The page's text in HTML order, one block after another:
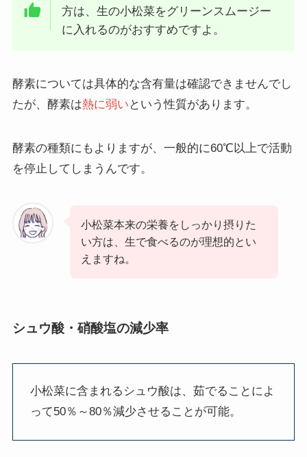
方は、生の小松菜をグリーンスムージー
に入れるのがおすすめですよ。
酵素については具体的な含有量は確認できませんでし
たが、酵素は熱に弱い という性質があります。
酵素の種類にもよりますが、一般的に60℃以上で活動
を停止してしまうんです。
小松菜本来の栄養をしっかり摂りた
い方は、生で食べるのが理想的とい
えますね。
シュウ酸・硝酸塩の減少率
小松菜に含まれるシュウ酸は、茹でることによ
って50％～80％減少させることが可能。